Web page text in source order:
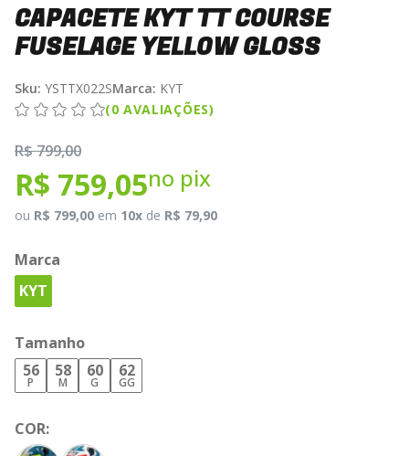
CAPACETE KYT TT COURSE
FUSELAGE YELLOW GLOSS
Sku: YSTTX022SMarca: KYT
(0 AVALIAÇÕES)
R$ 799,00
R$ 759,05no pix
ou R$ 799,00 em 10x de R$ 79,90
Marca
KYT
Tamanho
56
P
58
M
60
G
62
GG
COR: